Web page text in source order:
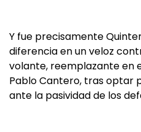
Y fue precisamente
diferencia en un veloz
volante, reemplazante en
Pablo Cantero, tras optar
ante la pasividad de los